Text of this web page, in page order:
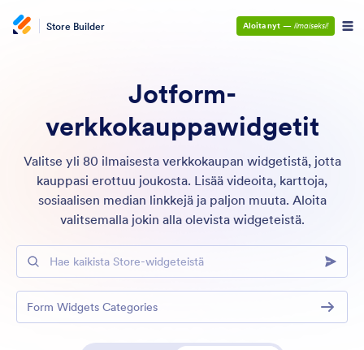
Store Builder Aloita nyt — ilmaiseksi!
Jotform-
verkkokauppawidgetit
Valitse yli 80 ilmaisesta verkkokaupan widgetistä, jotta
kauppasi erottuu joukosta. Lisää videoita, karttoja,
sosiaalisen median linkkejä ja paljon muuta. Aloita
valitsemalla jokin alla olevista widgeteistä.
Hae kaikista Store-widgeteistä
Form Widgets Categories